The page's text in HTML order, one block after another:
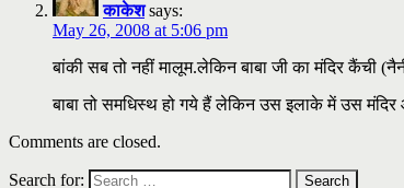
काकेश says:
May 26, 2008 at 5:06 pm
बांकी सब तो नहीं मालूम.लेकिन बाबा जी का मंदिर कैंची
बाबा तो समधिस्थ हो गये हैं लेकिन उस इलाके में उस
Comments are closed.
Search for: